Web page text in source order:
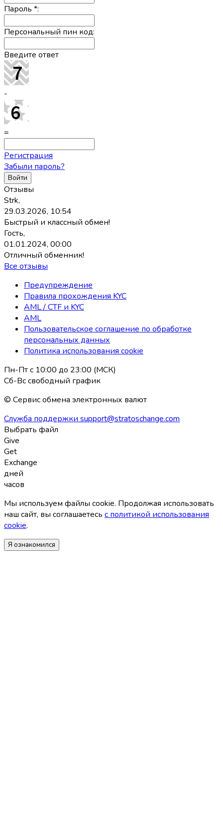
Пароль *:
Персональный пин код:
Введите ответ
-
=
Регистрация
Забыли пароль?
Отзывы
Strk,
29.03.2026, 10:54
Быстрый и классный обмен!
Гость,
01.01.2024, 00:00
Отличный обменник!
Все отзывы
Предупреждение
Правила прохождения KYC
AML / CTF и KYC
AML
Пользовательское соглашение по обработке
персональных данных
Политика использования coоkie
Пн-Пт с 10:00 до 23:00 (МСК)
Сб-Вс свободный график
© Сервис обмена электронных валют
Служба поддержки support@stratoschange.com
Выбрать файл
Give
Get
Exchange
дней
часов
Мы используем файлы coоkie. Продолжая использовать
наш сайт, вы соглашаетесь с политикой использования
coоkie.